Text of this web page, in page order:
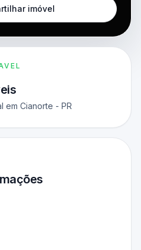
imóvel
em Cianorte - PR